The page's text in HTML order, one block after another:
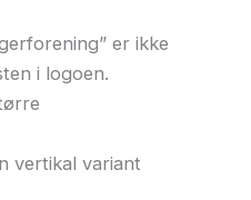
er ikke
i logoen.
vertikal variant